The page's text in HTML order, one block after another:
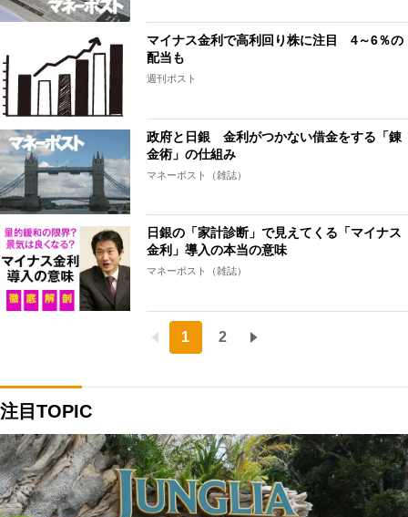
マイナス金利で高利回り株に注目 4～6％の
配当も
週刊ポスト
政府と日銀 金利がつかない借金をする「錬
金術」の仕組み
マネーポスト（雑誌）
日銀の「家計診断」で見えてくる「マイナス
金利」導入の本当の意味
マネーポスト（雑誌）
1 2
注目TOPIC